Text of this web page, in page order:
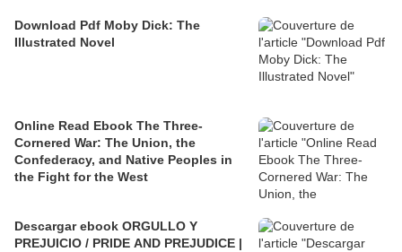
Download Pdf Moby Dick: The
Illustrated Novel
Online Read Ebook The Three-
Cornered War: The Union, the
Confederacy, and Native Peoples in
the Fight for the West
Descargar ebook ORGULLO Y
PREJUICIO / PRIDE AND PREJUDICE |